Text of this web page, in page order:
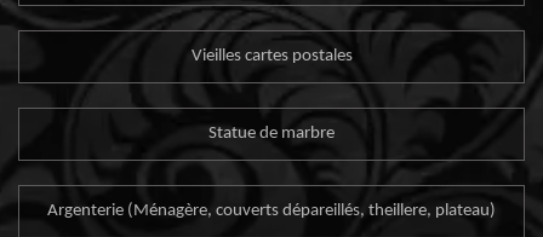
Vieilles cartes postales
Statue de marbre
Argenterie (Ménagère, couverts dépareillés, theillere, plateau)